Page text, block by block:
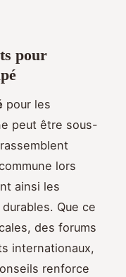
pour
pour les
peut être sous-
lors
ainsi les
Que ce
des forums
internationaux,
renforce